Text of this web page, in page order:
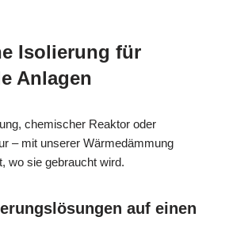
Isolierung für
Anlagen
chemischer Reaktor oder
– mit unserer Wärmedämmung
wo sie gebraucht wird.
auf einen